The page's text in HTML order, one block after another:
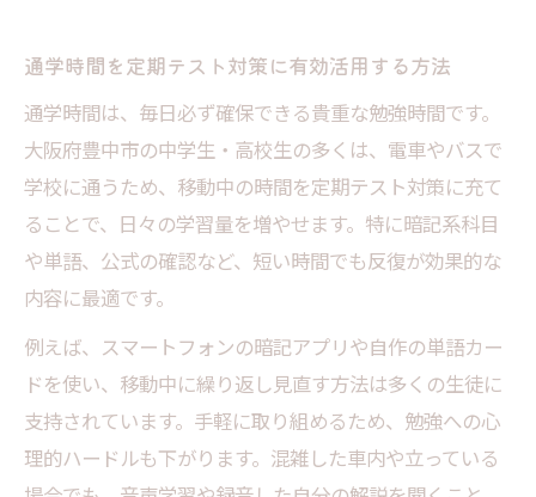
通学時間を定期テスト対策に有効活用する方法
通学時間は、毎日必ず確保できる貴重な勉強時間です。
大阪府豊中市の中学生・高校生の多くは、電車やバスで
学校に通うため、移動中の時間を定期テスト対策に充て
ることで、日々の学習量を増やせます。特に暗記系科目
や単語、公式の確認など、短い時間でも反復が効果的な
内容に最適です。
例えば、スマートフォンの暗記アプリや自作の単語カー
ドを使い、移動中に繰り返し見直す方法は多くの生徒に
支持されています。手軽に取り組めるため、勉強への心
理的ハードルも下がります。混雑した車内や立っている